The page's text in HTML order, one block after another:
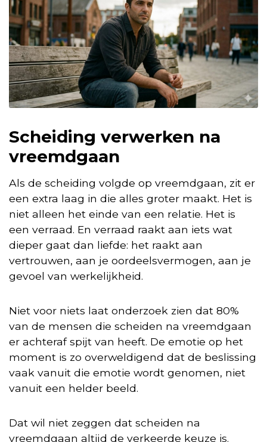
Scheiding verwerken na
vreemdgaan
Als de scheiding volgde op vreemdgaan, zit er
een extra laag in die alles groter maakt. Het is
niet alleen het einde van een relatie. Het is
een verraad. En verraad raakt aan iets wat
dieper gaat dan liefde: het raakt aan
vertrouwen, aan je oordeelsvermogen, aan je
gevoel van werkelijkheid.
Niet voor niets laat onderzoek zien dat 80%
van de mensen die scheiden na vreemdgaan
er achteraf spijt van heeft. De emotie op het
moment is zo overweldigend dat de beslissing
vaak vanuit die emotie wordt genomen, niet
vanuit een helder beeld.
Dat wil niet zeggen dat scheiden na
vreemdgaan altijd de verkeerde keuze is.